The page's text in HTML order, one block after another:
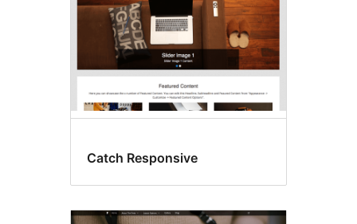
Catch Responsive